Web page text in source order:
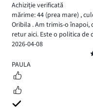
Achiziție verificată
mărime: 44 (prea mare) ,
Oribila . Am trimis-o înapoi,
retur aici. Este o politica de
2026-04-08
4
PAULA